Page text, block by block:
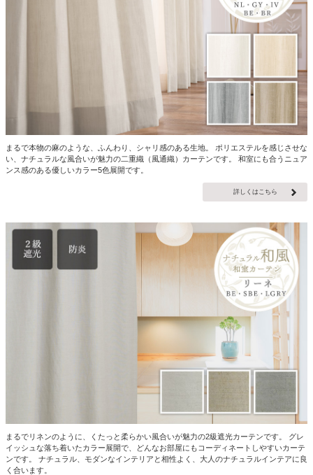
まるで本物の麻のような、ふんわり、シャリ感のある生地。 ポリエステルを感じさせな
い、ナチュラルな風合いが魅力の二重織（風通織）カーテンです。 和室にも合うニュア
ンス感のある優しいカラー5色展開です。
詳しくはこちら
まるでリネンのように、くたっと柔らかい風合いが魅力の2級遮光カーテンです。 グレ
イッシュな落ち着いたカラー展開で、どんなお部屋にもコーディネートしやすいカーテ
ンです。 ナチュラル、モダンなインテリアと相性よく、大人のナチュラルインテアに良
く合います。